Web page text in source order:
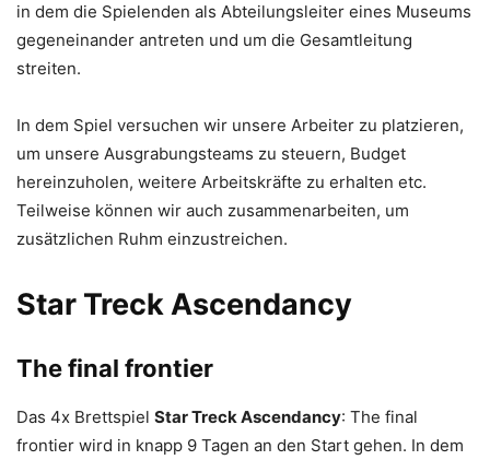
in dem die Spielenden als Abteilungsleiter eines Museums
gegeneinander antreten und um die Gesamtleitung
streiten.
In dem Spiel versuchen wir unsere Arbeiter zu platzieren,
um unsere Ausgrabungsteams zu steuern, Budget
hereinzuholen, weitere Arbeitskräfte zu erhalten etc.
Teilweise können wir auch zusammenarbeiten, um
zusätzlichen Ruhm einzustreichen.
Star Treck Ascendancy
The final frontier
Das 4x Brettspiel Star Treck Ascendancy: The final
frontier wird in knapp 9 Tagen an den Start gehen. In dem